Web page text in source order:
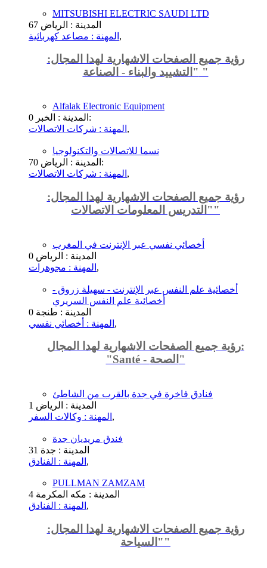
MITSUBISHI ELECTRIC SAUDI LTD
67 المدينة : الرياض
المهنة : مصاعد كهربائية ,
رؤية جميع الصفحات الاشهارية لهدا المجال:
"التشييد والبناء - الصناعة "
Alfalak Electronic Equipment
0
المدينة : الخبر:
المهنة : شركات الاتصالات ,
نسما للاتصالات والتكنولوجيا
70
المدينة : الرياض:
المهنة : شركات الاتصالات ,
رؤية جميع الصفحات الاشهارية لهدا المجال:
"التدريس المعلومات الاتصالات"
أخصائي نفسي عبر الإنترنت في المغرب
0 المدينة : الرياض
المهنة : مجوهرات ,
أخصائية علم النفس عبر الإنترنت - سهيلة زروق -
أخصائية علم النفس السريري
0 المدينة : طنجة
المهنة : أخصائي نفسي ,
رؤية جميع الصفحات الاشهارية لهدا المجال:
"Santé - الصحة"
فنادق فاخرة في جدة بالقرب من الشاطئ
1 المدينة : الرياض
المهنة : وكالات السفر ,
فندق مريديان جدة
31 المدينة : جدة
المهنة : الفنادق ,
PULLMAN ZAMZAM
4 المدينة : مكه المكرمة
المهنة : الفنادق ,
رؤية جميع الصفحات الاشهارية لهدا المجال:
"السياحة"